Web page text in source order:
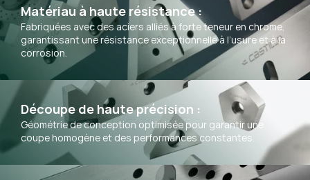
Matériau à haute résistance :
Fabriquées avec des aciers alliés à forte teneur en chrome,
garantissant une résistance exceptionnelle à l’usure et à la
corrosion.
Découpe de haute précision :
Géométrie de conception optimisée pour garantir une
coupe homogène et des performances constantes.